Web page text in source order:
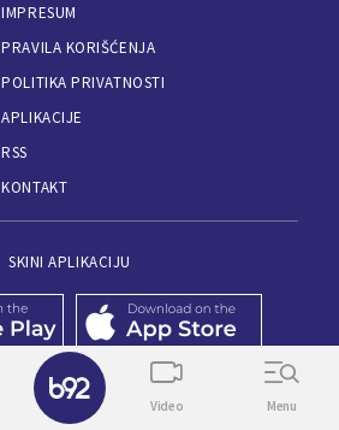
IMPRESUM
PRAVILA KORIŠĆENJA
POLITIKA PRIVATNOSTI
APLIKACIJE
RSS
KONTAKT
SKINI APLIKACIJU
© 1995 - 2026, B92 Video Menu
✕